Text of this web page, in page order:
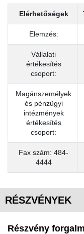
Elérhetőségek
Elemzés:
Vállalati
értékesítés
csoport:
Magánszemélyek
és pénzügyi
intézmények
értékesítés
csoport:
Fax szám: 484-
4444
RÉSZVÉNYEK
Részvény